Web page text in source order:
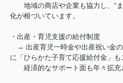
地域の商店や企業も協力し、“ま
化が根づいています。
・出産・育児支援の給付制度
→ 出産育児一時金や出産祝い金
に「ひらかた子育て応援給付金」も
経済的なサポート面も年々拡充